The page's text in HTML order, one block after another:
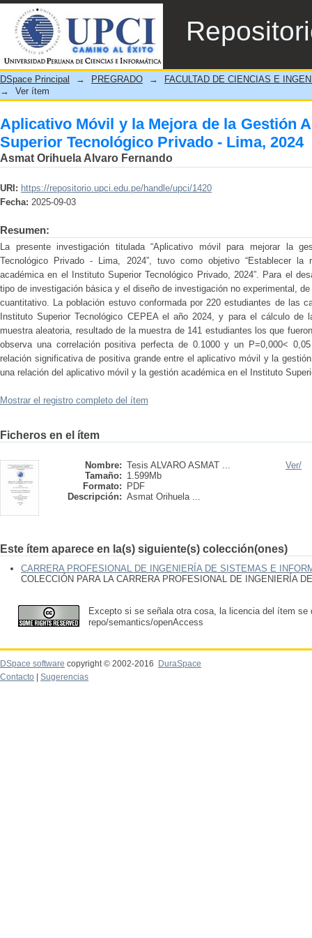
Aplicativo Móvil y la Mejora de la
Privado - Lima, 2024
DSpace Principal → PREGRADO →
FACULTAD DE CIENCIAS E
→
Ver ítem
Aplicativo Móvil y la Mejora de la Gestión
Superior Tecnológico Privado - Lima, 2024
Asmat Orihuela Alvaro Fernando
URI: https://repositorio.upci.edu.pe/handle/upci/1420
Fecha: 2025-09-03
Resumen:
La presente investigación titulada “Aplicativo móvil para mejorar la
Tecnológico Privado - Lima, 2024”, tuvo como objetivo “Establecer
académica en el Instituto Superior Tecnológico Privado, 2024”. Para el
tipo de investigación básica y el diseño de investigación no experimental,
cuantitativo. La población estuvo conformada por 220 estudiantes de las
Instituto Superior Tecnológico CEPEA el año 2024, y para el cálculo
muestra aleatoria, resultado de la muestra de 141 estudiantes los que
observa una correlación positiva perfecta de 0.1000 y un P=0,000<
relación significativa de positiva grande entre el aplicativo móvil y la
una relación del aplicativo móvil y la gestión académica en el Instituto
Mostrar el registro completo del ítem
Ficheros en el ítem
Nombre: Tesis ALVARO ASMAT ...
Tamaño: 1.599Mb
Formato:
PDF
Descripción: Asmat Orihuela ...
Ver/
Este ítem aparece en la(s) siguiente(s) colección(ones)
CARRERA PROFESIONAL DE INGENIERÍA DE SISTEMAS E
COLECCIÓN PARA LA CARRERA PROFESIONAL DE INGENIERÍA
Excepto si se señala otra cosa, la licencia del ítem se
repo/semantics/openAccess
DSpace software copyright © 2002-2016
DuraSpace
Contacto
Sugerencias